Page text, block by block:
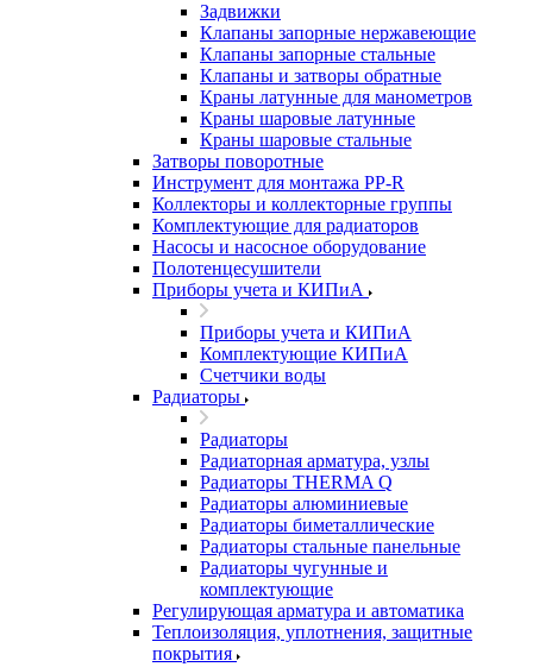
Задвижки
Клапаны запорные нержавеющие
Клапаны запорные стальные
Клапаны и затворы обратные
Краны латунные для манометров
Краны шаровые латунные
Краны шаровые стальные
Затворы поворотные
Инструмент для монтажа PP-R
Коллекторы и коллекторные группы
Комплектующие для радиаторов
Насосы и насосное оборудование
Полотенцесушители
Приборы учета и КИПиА
Приборы учета и КИПиА
Комплектующие КИПиА
Счетчики воды
Радиаторы
Радиаторы
Радиаторная арматура, узлы
Радиаторы THERMA Q
Радиаторы алюминиевые
Радиаторы биметаллические
Радиаторы стальные панельные
Радиаторы чугунные и
комплектующие
Регулирующая арматура и автоматика
Теплоизоляция, уплотнения, защитные
покрытия